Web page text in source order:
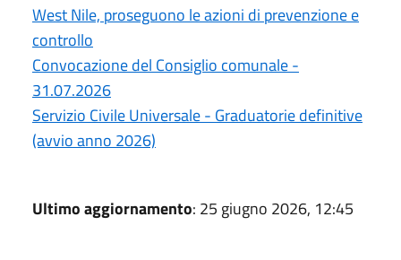
West Nile, proseguono le azioni di prevenzione e
controllo
Convocazione del Consiglio comunale -
31.07.2026
Servizio Civile Universale - Graduatorie definitive
(avvio anno 2026)
Ultimo aggiornamento: 25 giugno 2026, 12:45